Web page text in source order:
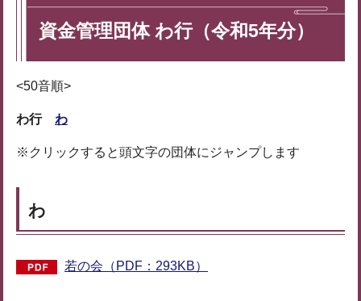
資金管理団体 わ行（令和5年分）
<50音順>
わ行 わ
※クリックすると頭文字の団体にジャンプします
わ
若の会（PDF：293KB）